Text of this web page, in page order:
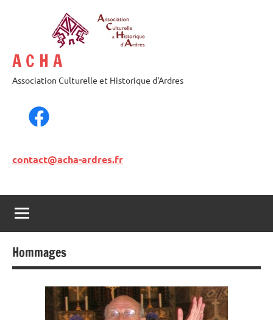
A C H A
Association Culturelle et Historique d'Ardres
contact@acha-ardres.fr
Hommages